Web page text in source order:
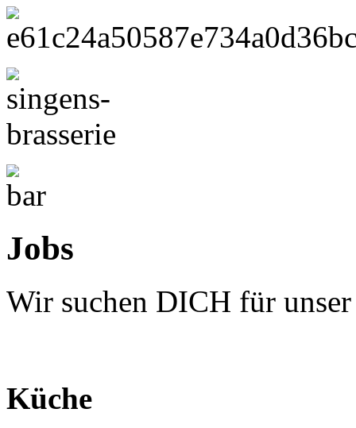
Jobs
Wir suchen DICH für
Küche